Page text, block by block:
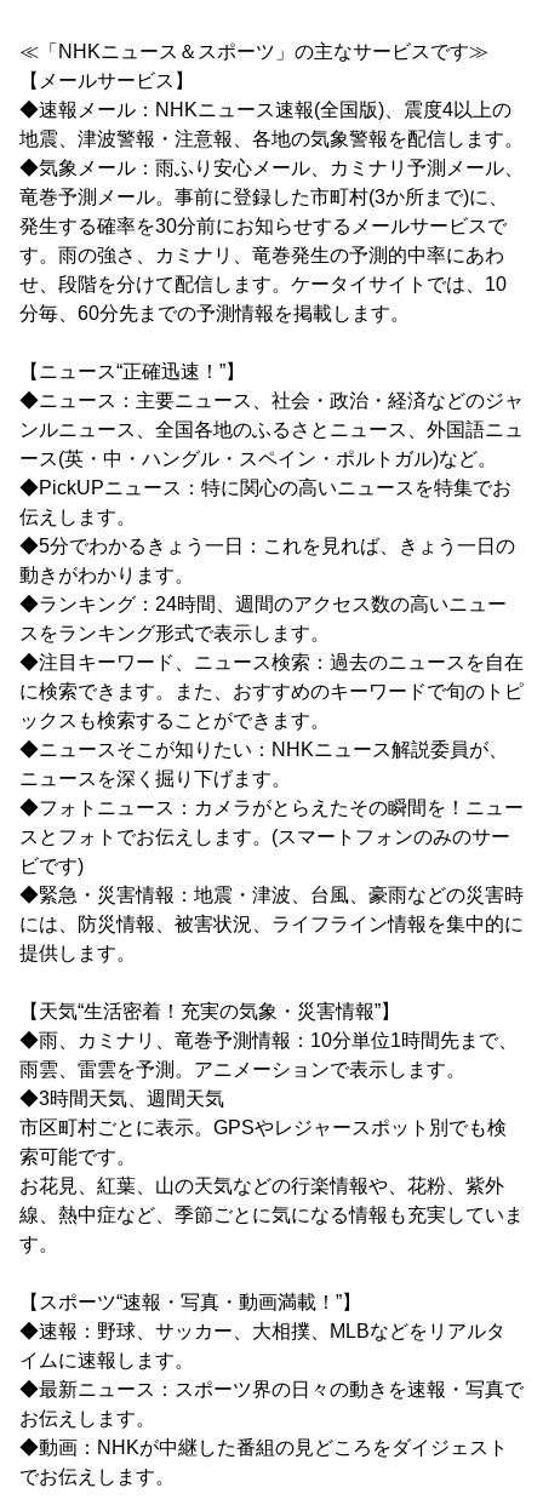
≪「NHKニュース＆スポーツ」の主なサービスです≫
【メールサービス】
◆速報メール：NHKニュース速報(全国版)、震度4以上の
地震、津波警報・注意報、各地の気象警報を配信します。
◆気象メール：雨ふり安心メール、カミナリ予測メール、
竜巻予測メール。事前に登録した市町村(3か所まで)に、
発生する確率を30分前にお知らせするメールサービスで
す。雨の強さ、カミナリ、竜巻発生の予測的中率にあわ
せ、段階を分けて配信します。ケータイサイトでは、10
分毎、60分先までの予測情報を掲載します。
【ニュース“正確迅速！”】
◆ニュース：主要ニュース、社会・政治・経済などのジャ
ンルニュース、全国各地のふるさとニュース、外国語ニュ
ース(英・中・ハングル・スペイン・ポルトガル)など。
◆PickUPニュース：特に関心の高いニュースを特集でお
伝えします。
◆5分でわかるきょう一日：これを見れば、きょう一日の
動きがわかります。
◆ランキング：24時間、週間のアクセス数の高いニュー
スをランキング形式で表示します。
◆注目キーワード、ニュース検索：過去のニュースを自在
に検索できます。また、おすすめのキーワードで旬のトピ
ックスも検索することができます。
◆ニュースそこが知りたい：NHKニュース解説委員が、
ニュースを深く掘り下げます。
◆フォトニュース：カメラがとらえたその瞬間を！ニュー
スとフォトでお伝えします。(スマートフォンのみのサー
ビです)
◆緊急・災害情報：地震・津波、台風、豪雨などの災害時
には、防災情報、被害状況、ライフライン情報を集中的に
提供します。
【天気“生活密着！充実の気象・災害情報”】
◆雨、カミナリ、竜巻予測情報：10分単位1時間先まで、
雨雲、雷雲を予測。アニメーションで表示します。
◆3時間天気、週間天気
市区町村ごとに表示。GPSやレジャースポット別でも検
索可能です。
お花見、紅葉、山の天気などの行楽情報や、花粉、紫外
線、熱中症など、季節ごとに気になる情報も充実していま
す。
【スポーツ“速報・写真・動画満載！”】
◆速報：野球、サッカー、大相撲、MLBなどをリアルタ
イムに速報します。
◆最新ニュース：スポーツ界の日々の動きを速報・写真で
お伝えします。
◆動画：NHKが中継した番組の見どころをダイジェスト
でお伝えします。